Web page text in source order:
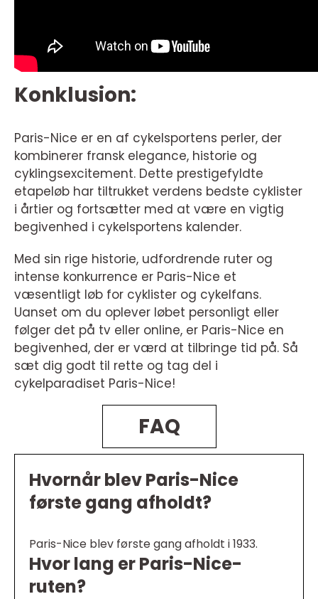
Konklusion:
Paris-Nice er en af cykelsportens perler, der
kombinerer fransk elegance, historie og
cyklingsexcitement. Dette prestigefyldte
etapeløb har tiltrukket verdens bedste cyklister
i årtier og fortsætter med at være en vigtig
begivenhed i cykelsportens kalender.
Med sin rige historie, udfordrende ruter og
intense konkurrence er Paris-Nice et
væsentligt løb for cyklister og cykelfans.
Uanset om du oplever løbet personligt eller
følger det på tv eller online, er Paris-Nice en
begivenhed, der er værd at tilbringe tid på. Så
sæt dig godt til rette og tag del i
cykelparadiset Paris-Nice!
FAQ
Hvornår blev Paris-Nice
første gang afholdt?
Paris-Nice blev første gang afholdt i 1933.
Hvor lang er Paris-Nice-
ruten?